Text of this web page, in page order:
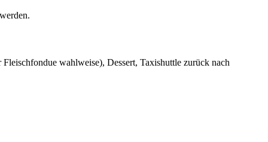
wahlweise), Dessert, Taxishuttle zurück nach